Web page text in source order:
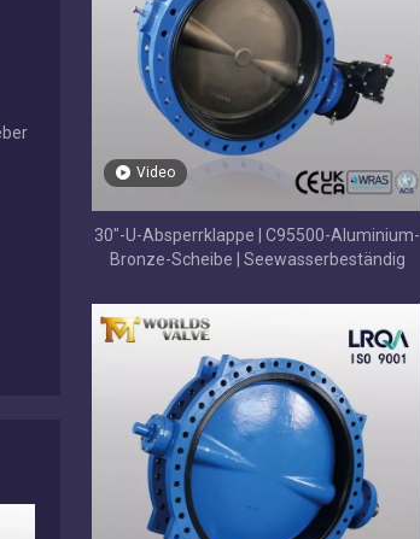
Video
30"-U-Absperrklappe | C95500-Aluminium-
Bronze-Scheibe | Seewasserbeständig